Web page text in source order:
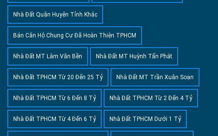
Nhà Đất Quận Huyện Tỉnh Khác
Bán Căn Hộ Chung Cư Đã Hoàn Thiện TPHCM
Nhà Đất MT Lâm Văn Bền Nhà Đất MT Huỳnh Tấn Phát
Nhà Đất TPHCM Từ 20 Đến 25 Tỷ Nhà Đất MT Trần Xuân Soạn
Nhà Đất TPHCM Từ 6 Đến 8 Tỷ Nhà Đất TPHCM Từ 2 Đến 4 Tỷ
Nhà Đất TPHCM Từ 4 Đến 6 Tỷ Nhà Đất TPHCM Dưới 1 Tỷ